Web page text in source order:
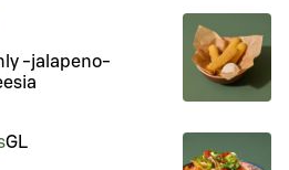
-jalapeno-
GL